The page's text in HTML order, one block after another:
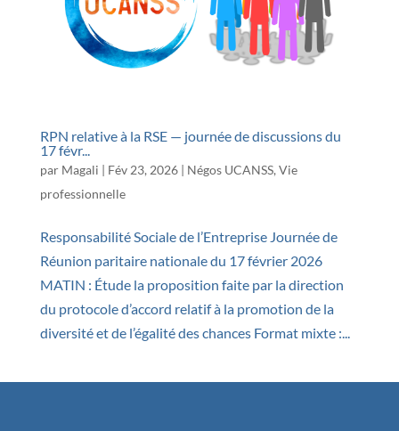
RPN relative à la RSE — journée de discussions du
17 févr...
par Magali | Fév 23, 2026| Négos UCANSS, Vie
professionnelle
Responsabilité Sociale de l’Entreprise Journée de
Réunion paritaire nationale du 17 février 2026
MATIN : Étude la proposition faite par la direction
du protocole d’accord relatif à la promotion de la
diversité et de l’égalité des chances Format mixte :...